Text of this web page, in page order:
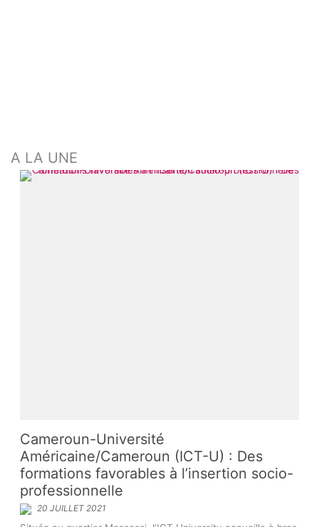
A LA UNE
Cameroun-Université
Américaine/Cameroun (ICT-U) : Des
formations favorables à l’insertion socio-
professionnelle
20 JUILLET 2021